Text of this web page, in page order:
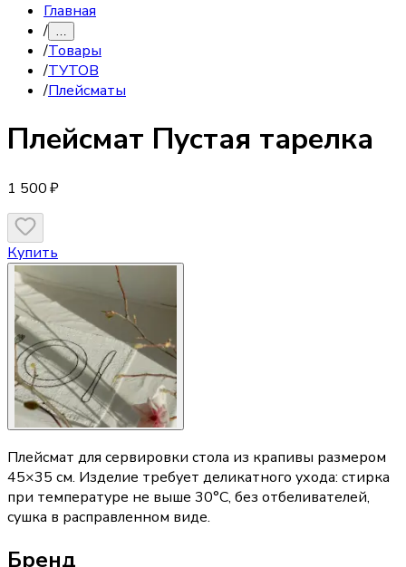
Главная
/ …
/Товары
/ТУТОВ
/Плейсматы
Плейсмат Пустая тарелка
1 500 ₽
Купить
Плейсмат для сервировки стола из крапивы размером
45×35 см. Изделие требует деликатного ухода: стирка
при температуре не выше 30°C, без отбеливателей,
сушка в расправленном виде.
Бренд